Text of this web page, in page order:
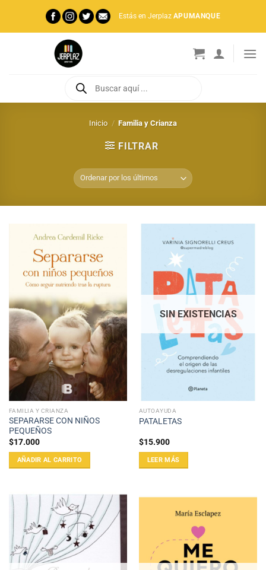
contenido
Estás en Jerplaz APUMANQUE
productos
Inicio / Familia y Crianza
FILTRAR
FAMILIA Y CRIANZA
SEPARARSE CON NIÑOS
PEQUEÑOS
$17.000
AÑADIR AL CARRITO
SIN EXISTENCIAS
AUTOAYUDA
PATALETAS
$15.900
LEER MÁS